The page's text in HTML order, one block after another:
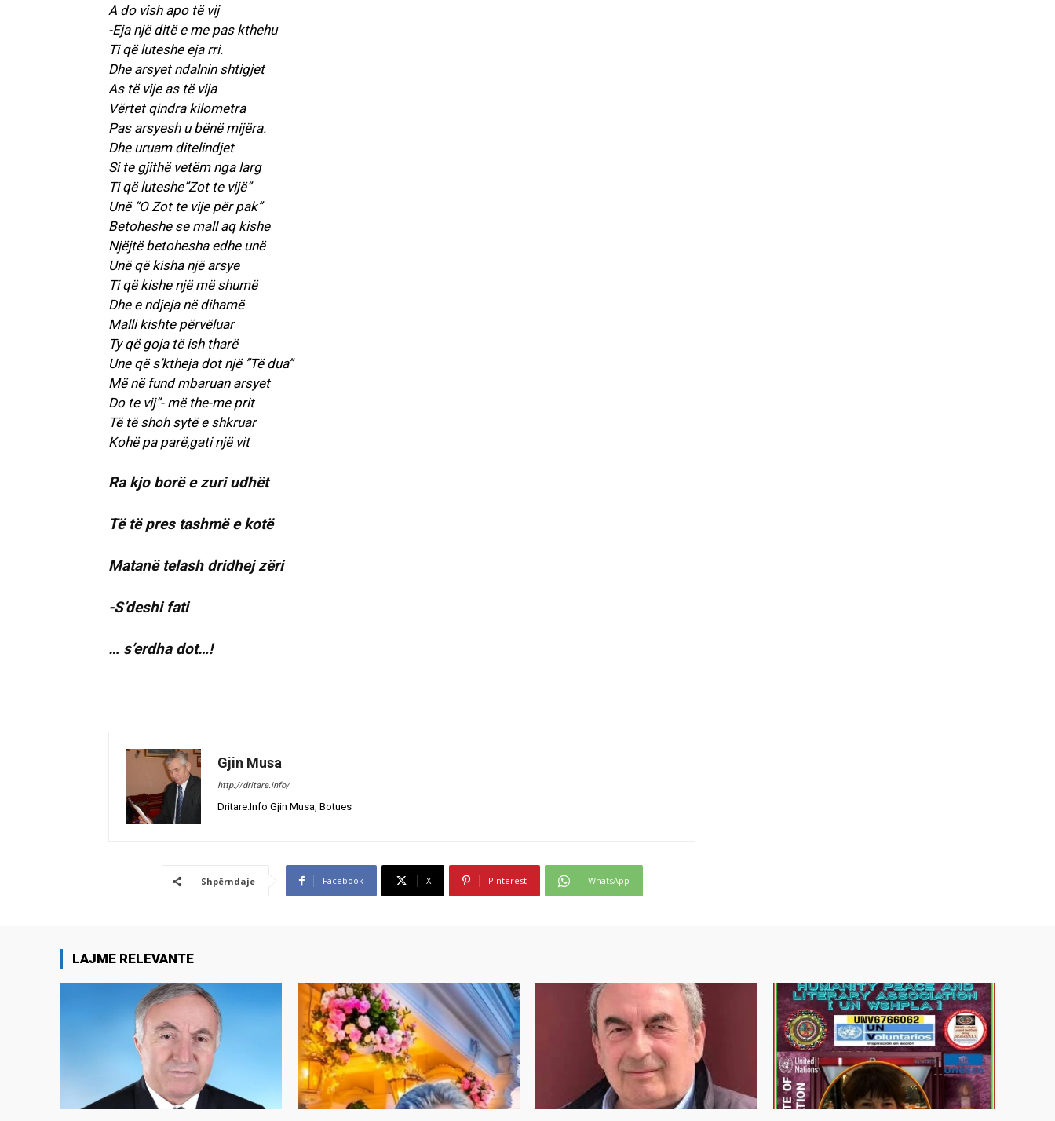
A do vish apo të vij
-Eja një ditë e me pas kthehu
Ti që luteshe eja rri.
Dhe arsyet ndalnin shtigjet
As të vije as të vija
Vërtet qindra kilometra
Pas arsyesh u bënë mijëra.
Dhe uruam ditelindjet
Si te gjithë vetëm nga larg
Ti që luteshe”Zot te vijë”
Unë “O Zot te vije për pak”
Betoheshe se mall aq kishe
Njëjtë betohesha edhe unë
Unë që kisha një arsye
Ti që kishe një më shumë
Dhe e ndjeja në dihamë
Malli kishte përvëluar
Ty që goja të ish tharë
Une që s’ktheja dot një ”Të dua”
Më në fund mbaruan arsyet
Do te vij”- më the-me prit
Të të shoh sytë e shkruar
Kohë pa parë,gati një vit
Ra kjo borë e zuri udhët
Të të pres tashmë e kotë
Matanë telash dridhej zëri
-S’deshi fati
… s’erdha dot…!
Gjin Musa
http://dritare.info/
Dritare.Info Gjin Musa, Botues
Shpërndaje Facebook X Pinterest WhatsApp
LAJME RELEVANTE